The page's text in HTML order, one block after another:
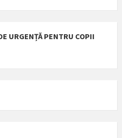
URGENȚĂ PENTRU COPII